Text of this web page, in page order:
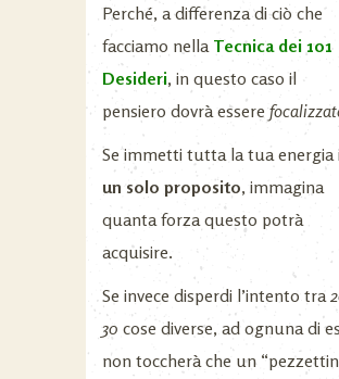
Perché, a differenza di ciò che
facciamo nella Tecnica dei 101
Desideri, in questo caso il
pensiero dovrà essere
Se immetti tutta la tua energia
un solo proposito, immagina
quanta forza questo potrà
acquisire.
Se invece disperdi l’intento tra
30 cose diverse, ad ognuna di
non toccherà che un